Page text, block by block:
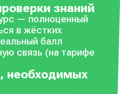
знаний
— полноценный
в жёстких
балл
связь (на тарифе
необходимых